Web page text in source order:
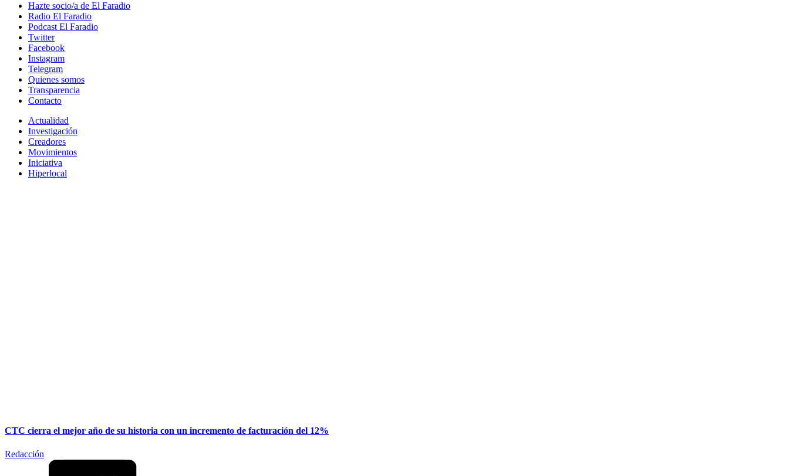
Hazte socio/a de El Faradio
Radio El Faradio
Podcast El Faradio
Twitter
Facebook
Instagram
Telegram
Quienes somos
Transparencia
Contacto
Actualidad
Investigación
Creadores
Movimientos
Iniciativa
Hiperlocal
CTC cierra el mejor año de su historia con un incremento de facturación del 12%
Redacción